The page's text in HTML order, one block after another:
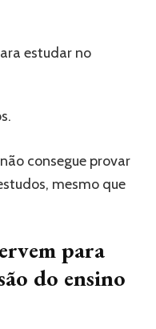
estudar no
consegue provar
mesmo que
para
do ensino